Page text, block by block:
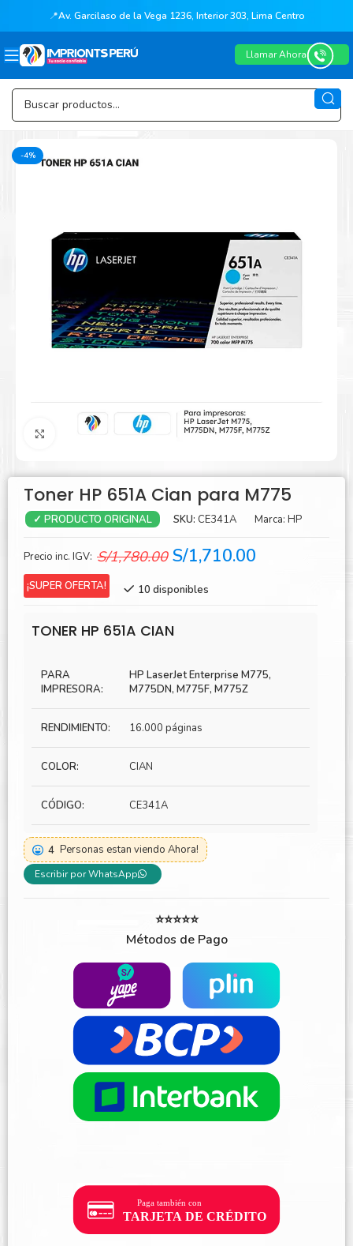
📍Av. Garcilaso de la Vega 1236, Interior 303, Lima Centro
Llamar Ahora
-4%
Agrandar
Toner HP 651A Cian para M775
✓ PRODUCTO ORIGINAL SKU: CE341A Marca: HP
Precio inc. IGV: S/1,780.00 El
original
S/1,780.00.
S/1,710.00
¡SUPER OFERTA! 10 disponibles
TONER HP 651A CIAN
PARA
IMPRESORA:
HP LaserJet Enterprise M775,
M775DN, M775F, M775Z
RENDIMIENTO: 16.000 páginas
COLOR: CIAN
CÓDIGO: CE341A
4 Personas estan viendo Ahora!
Escribir por WhatsApp
⭐⭐⭐⭐⭐
Métodos de Pago